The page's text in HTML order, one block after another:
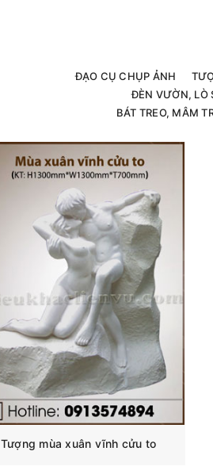
ĐẠO CỤ CHỤP ẢNH
ĐÈN VƯỜN, LÒ
BÁT TREO, MÂM
Tượng mùa xuân vĩnh cửu to